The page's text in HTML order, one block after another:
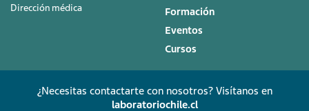
Dirección médica
Formación
Eventos
Cursos
¿Necesitas contactarte con nosotros? Visítanos en
laboratoriochile.cl